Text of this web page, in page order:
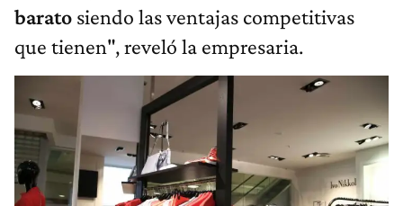
barato siendo las ventajas competitivas
que tienen", reveló la empresaria.